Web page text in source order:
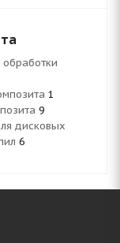
1
9
дисковых
6